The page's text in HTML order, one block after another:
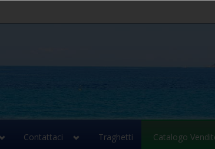
Contattaci Traghetti Catalogo